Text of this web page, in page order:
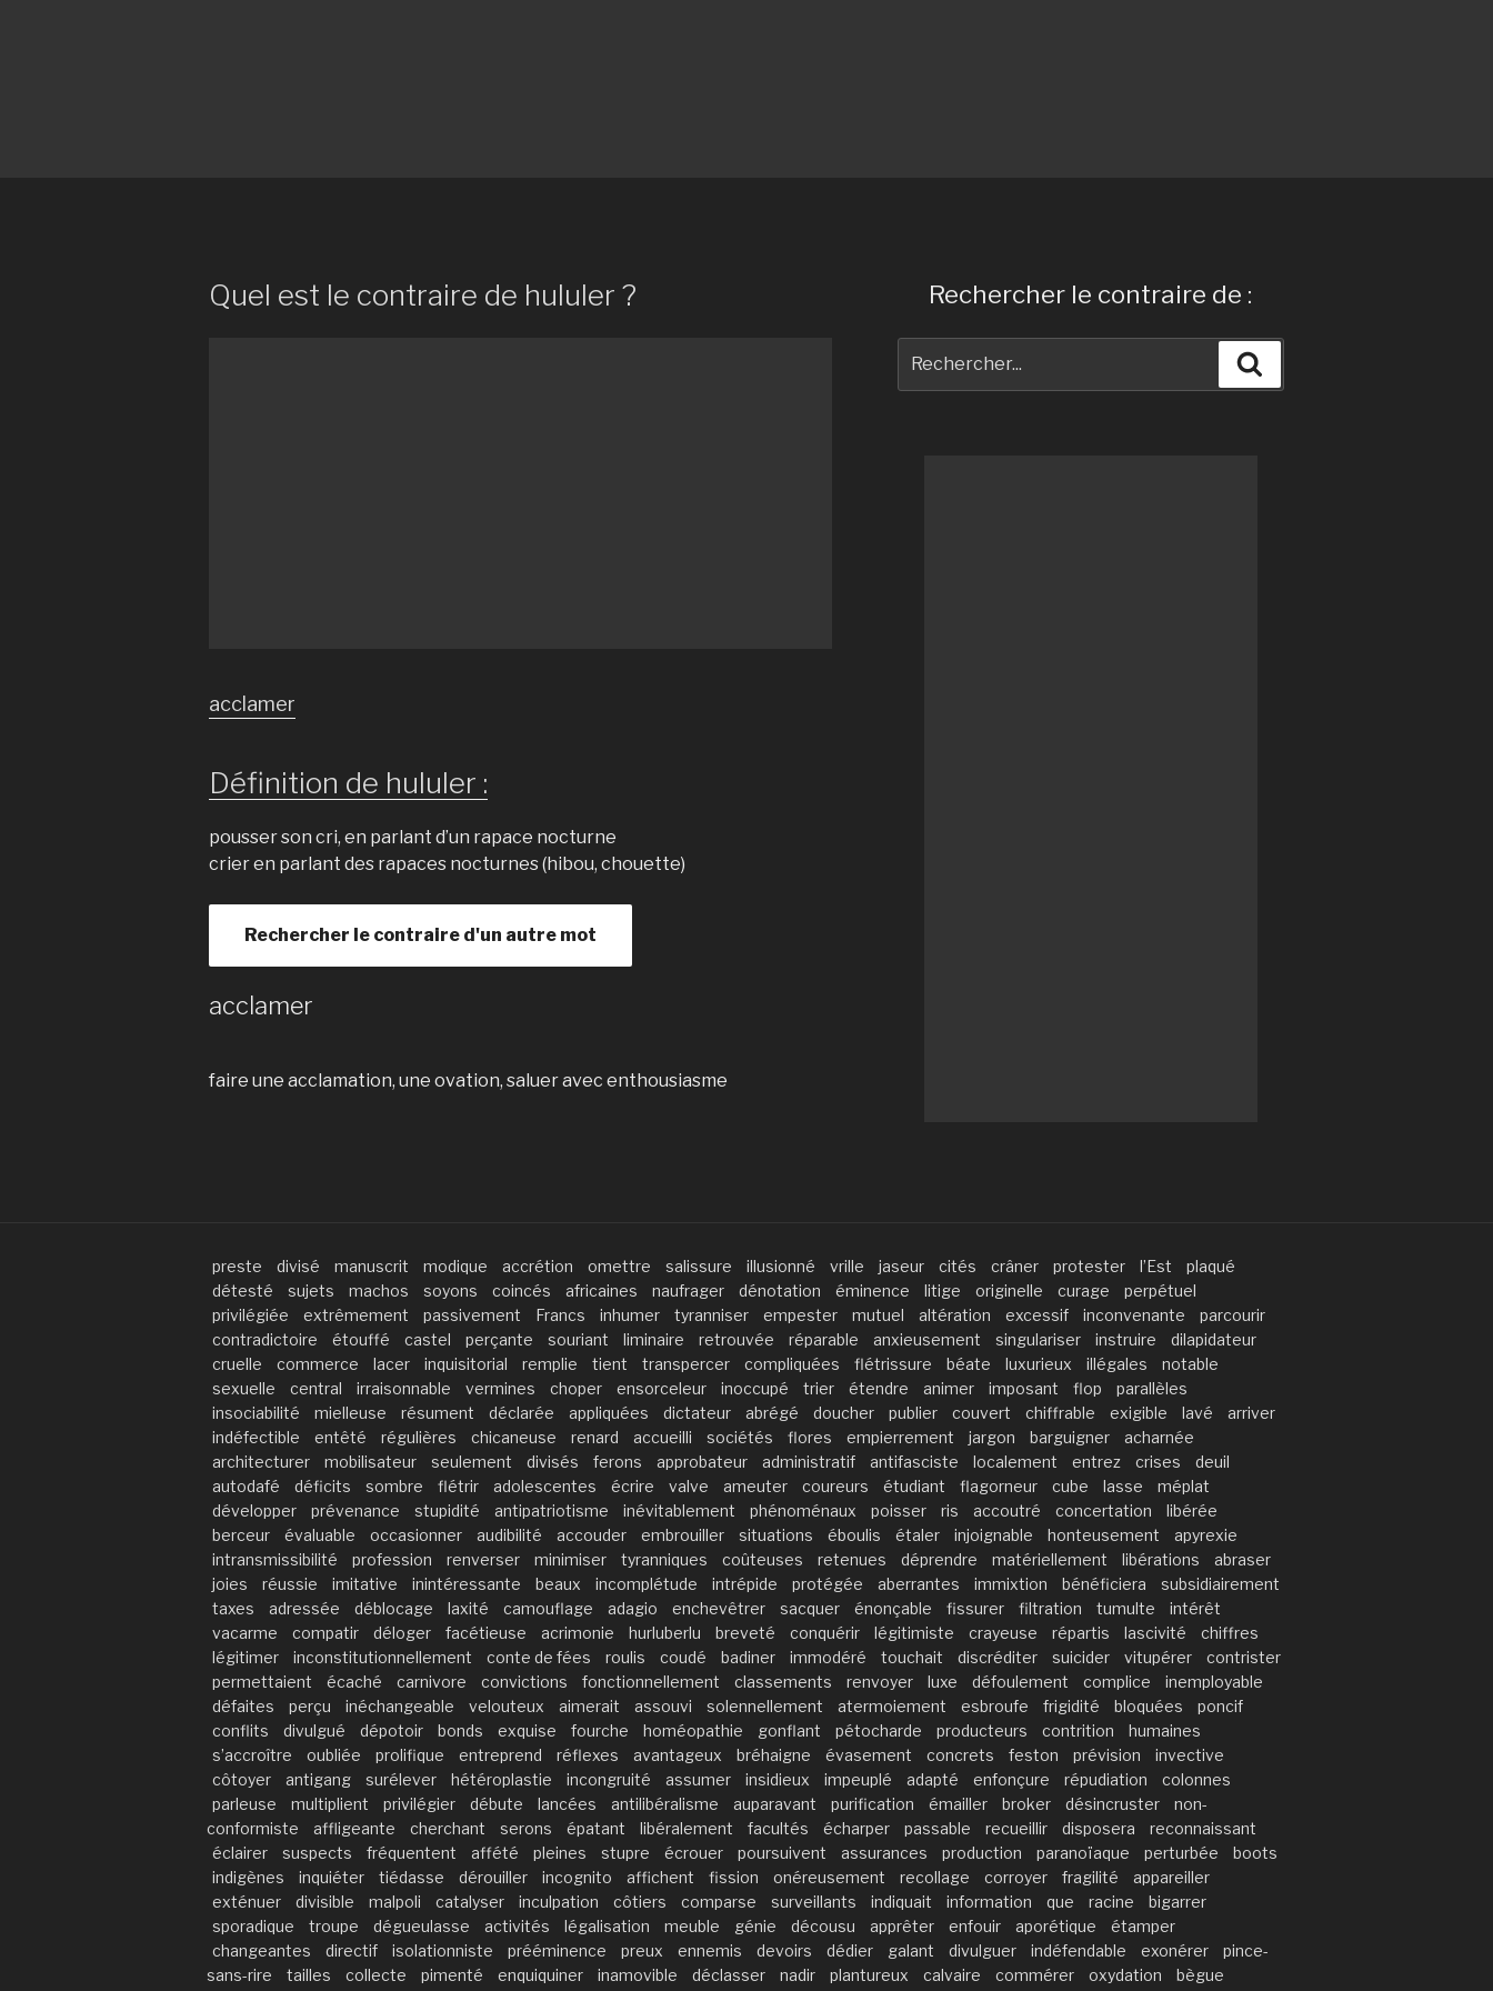
Quel est le contraire de hululer ?
acclamer
Définition de hululer :
pousser son cri, en parlant d’un rapace nocturne
crier en parlant des rapaces nocturnes (hibou, chouette)
Rechercher le contraire d'un autre mot
acclamer
faire une acclamation, une ovation, saluer avec enthousiasme
Rechercher le contraire de :
pour
preste divisé manuscrit modique accrétion omettre salissure illusionné vrille jaseur cités crâner protester l’Est
plaqué
détesté
sujets machos soyons coincés africaines naufrager dénotation éminence litige originelle curage
perpétuel
privilégiée
extrêmement passivement Francs inhumer tyranniser empester mutuel altération excessif inconvenante
parcourir
contradictoire
étouffé castel perçante souriant liminaire retrouvée réparable anxieusement singulariser instruire
dilapidateur
cruelle
commerce lacer inquisitorial remplie tient transpercer compliquées flétrissure béate luxurieux illégales
notable
sexuelle
central irraisonnable vermines choper ensorceleur inoccupé trier étendre animer imposant flop
parallèles
insociabilité
mielleuse résument déclarée appliquées dictateur abrégé doucher publier couvert chiffrable exigible lavé
arriver
indéfectible
entêté régulières chicaneuse renard accueilli sociétés flores empierrement jargon barguigner
acharnée
architecturer
mobilisateur seulement divisés ferons approbateur administratif antifasciste localement entrez crises
deuil
autodafé
déficits sombre flétrir adolescentes écrire valve ameuter coureurs étudiant flagorneur cube lasse
méplat
développer
prévenance stupidité antipatriotisme inévitablement phénoménaux poisser ris accoutré concertation
libérée
berceur
évaluable occasionner audibilité accouder embrouiller situations éboulis étaler injoignable honteusement
apyrexie
intransmissibilité
profession renverser minimiser tyranniques coûteuses retenues déprendre matériellement libérations
abraser
joies
réussie imitative inintéressante beaux incomplétude intrépide protégée aberrantes immixtion bénéficiera
subsidiairement
taxes
adressée déblocage laxité camouflage adagio enchevêtrer sacquer énonçable fissurer filtration tumulte
intérêt
vacarme
compatir déloger facétieuse acrimonie hurluberlu breveté conquérir légitimiste crayeuse répartis lascivité
chiffres
légitimer
inconstitutionnellement conte de fées roulis coudé badiner immodéré touchait discréditer suicider vitupérer
contrister
permettaient
écaché carnivore convictions fonctionnellement classements renvoyer luxe défoulement complice
inemployable
défaites
perçu inéchangeable velouteux aimerait assouvi solennellement atermoiement esbroufe frigidité bloquées
poncif
conflits
divulgué dépotoir bonds exquise fourche homéopathie gonflant pétocharde producteurs contrition
humaines
s’accroître
oubliée prolifique entreprend réflexes avantageux bréhaigne évasement concrets feston prévision
invective
côtoyer
antigang surélever hétéroplastie incongruité assumer insidieux impeuplé adapté enfonçure répudiation
colonnes
parleuse
multiplient privilégier débute lancées antilibéralisme auparavant purification émailler broker désincruster
non-
conformiste
affligeante cherchant serons épatant libéralement facultés écharper passable recueillir disposera
reconnaissant
éclairer
suspects fréquentent affété pleines stupre écrouer poursuivent assurances production paranoïaque perturbée
boots
indigènes
inquiéter tiédasse dérouiller incognito affichent fission onéreusement recollage corroyer fragilité
appareiller
exténuer
divisible malpoli catalyser inculpation côtiers comparse surveillants indiquait information que racine
bigarrer
sporadique
troupe dégueulasse activités légalisation meuble génie décousu apprêter enfouir aporétique
étamper
changeantes
directif isolationniste prééminence preux ennemis devoirs dédier galant divulguer indéfendable exonérer
pince-
sans-rire
tailles collecte pimenté enquiquiner inamovible déclasser nadir plantureux calvaire commérer oxydation
bègue